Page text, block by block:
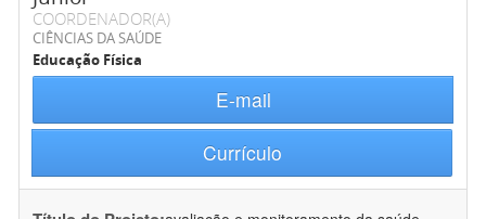
COORDENADOR(A)
CIÊNCIAS DA SAÚDE
Educação Física
E-mail
Currículo